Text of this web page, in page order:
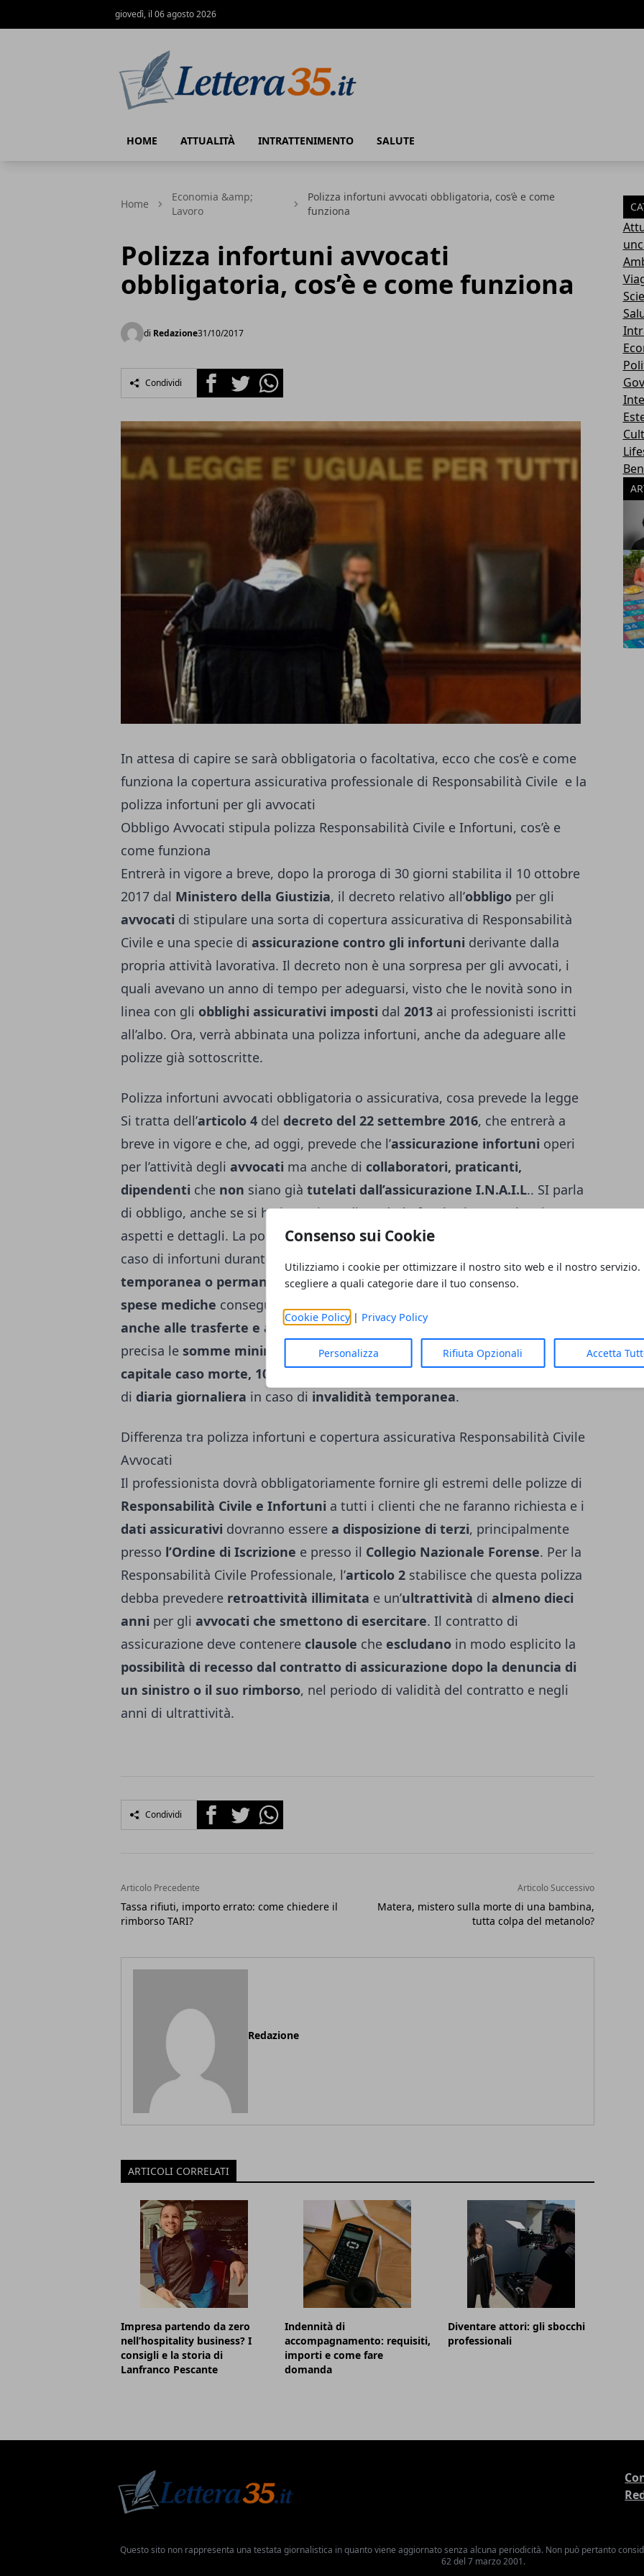
Consenso sui Cookie
Utilizziamo i cookie per ottimizzare il nostro sito web e il nostro servizio.
scegliere a quali categorie dare il tuo consenso.
Cookie Policy| Privacy Policy
Personalizza Rifiuta Opzionali Accetta
giovedì, il 06 agosto 2026
HOME ATTUALITÀ INTRATTENIMENTO SALUTE
Home
Economia &amp;
Lavoro
Polizza infortuni avvocati obbligatoria, cos’è e come
funziona
Polizza infortuni avvocati
obbligatoria, cos’è e come funziona
di Redazione31/10/2017
Condividi FacebookTwitterWhatsapp
In attesa di capire se sarà obbligatoria o facoltativa, ecco che cos’è e come
funziona la copertura assicurativa professionale di Responsabilità Civile e la
polizza infortuni per gli avvocati
Obbligo Avvocati stipula polizza Responsabilità Civile e Infortuni, cos’è e
come funziona
Entrerà in vigore a breve, dopo la proroga di 30 giorni stabilita il 10 ottobre
2017 dal Ministero della Giustizia, il decreto relativo all’obbligo per gli
avvocati di stipulare una sorta di copertura assicurativa di Responsabilità
Civile e una specie di assicurazione contro gli infortuni derivante dalla
propria attività lavorativa. Il decreto non è una sorpresa per gli avvocati, i
quali avevano un anno di tempo per adeguarsi, visto che le novità sono in
linea con gli obblighi assicurativi imposti dal 2013 ai professionisti iscritti
all’albo. Ora, verrà abbinata una polizza infortuni, anche da adeguare alle
polizze già sottoscritte.
Polizza infortuni avvocati obbligatoria o assicurativa, cosa prevede la legge
Si tratta dell’articolo 4 del decreto del 22 settembre 2016, che entrerà a
breve in vigore e che, ad oggi, prevede che l’assicurazione infortuni operi
per l’attività degli avvocati ma anche di collaboratori, praticanti,
dipendenti che non siano già tutelati dall’assicurazione I.N.A.I.L.. SI parla
di obbligo, anche se si ha intenzione di renderla facoltativa per alcuni
aspetti e dettagli. La polizza dovrebbe essere stipulata per intervenire in
caso di infortuni durante l’attività lavorativa da comportare
invalidità
temporanea o permanente, o lamortedell’assicurato, nonché coprire le
spese mediche conseguenti all’infortunio. Essa dovrebbe essere
anche alle trasferte e agli spostamenti
necessari per l’attività. Il decreto
precisa le somme minime assicurabili, nella misura di100.000 Euro
capitale caso morte, 100.000 Euro per l’invalidità permanente e50 Euro
di diaria giornaliera in caso di invalidità temporanea.
Differenza tra polizza infortuni e copertura assicurativa Responsabilità Civile
Avvocati
Il professionista dovrà obbligatoriamente fornire gli estremi delle polizze di
Responsabilità Civile e Infortuni a tutti i clienti che ne faranno richiesta e i
dati assicurativi dovranno essere a disposizione di terzi, principalmente
presso l’Ordine di Iscrizione e presso il Collegio Nazionale Forense. Per la
Responsabilità Civile Professionale, l’articolo 2 stabilisce che questa polizza
debba prevedere retroattività illimitata e un’ultrattività di almeno dieci
anni per gli avvocati che smettono di esercitare. Il contratto di
assicurazione deve contenere clausole che escludano in modo esplicito la
possibilità di recesso dal contratto di assicurazione dopo la denuncia di
un sinistro o il suo rimborso, nel periodo di validità del contratto e negli
anni di ultrattività.
Condividi FacebookTwitterWhatsapp
Articolo Precedente
Tassa rifiuti, importo errato: come chiedere il
rimborso TARI?
Articolo Successivo
Matera, mistero sulla morte di una bambina,
tutta colpa del metanolo?
Redazione
ARTICOLI CORRELATI
Impresa partendo da zero
nell’hospitality business? I
consigli e la storia di
Lanfranco Pescante
Indennità di
accompagnamento: requisiti,
importi e come fare
domanda
Diventare attori: gli sbocchi
professionali
Questo sito non rappresenta una testata giornalistica in quanto viene aggiornato senza alcuna periodicità. Non può pertanto
62 del 7 marzo 2001.